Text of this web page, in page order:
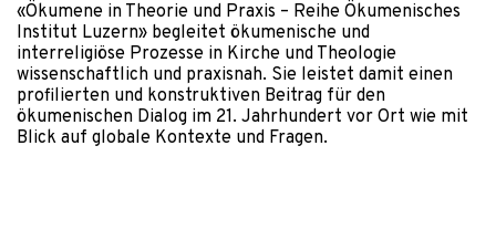
«Ökumene in Theorie und Praxis – Reihe Ökumenisches
Institut Luzern» begleitet ökumenische und
interreligiöse Prozesse in Kirche und Theologie
wissenschaftlich und praxisnah. Sie leistet damit einen
profilierten und konstruktiven Beitrag für den
ökumenischen Dialog im 21. Jahrhundert vor Ort wie mit
Blick auf globale Kontexte und Fragen.